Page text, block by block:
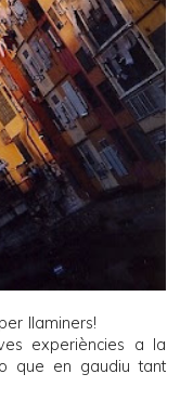
llaminers!
experiències a la
que en gaudiu tant